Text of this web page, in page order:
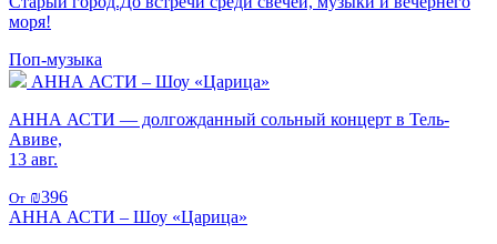
моря!
Поп-музыка
АННА АСТИ – Шоу «Царица»
АННА АСТИ — долгожданный сольный концерт в Тель-
Авиве,
13 авг.
От ₪396
АННА АСТИ – Шоу «Царица»